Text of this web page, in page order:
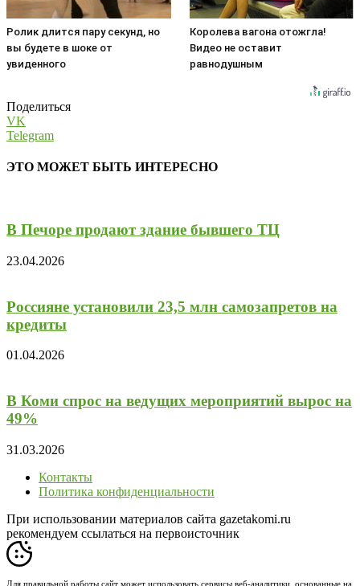
Ролик длится пару секунд, но
вы будете в шоке от
увиденного
Королева вагона отожгла!
Видео не оставит
равнодушным
Поделиться
VK
Telegram
ЭТО МОЖЕТ БЫТЬ ИНТЕРЕСНО
В Печоре продают здание бывшего ТЦ
23.04.2026
Россияне установили 23,5 млн самозапретов на
кредиты
01.04.2026
В Коми спрос на ведущих мероприятий вырос на
49%
31.03.2026
Контакты
Политика конфиденциальности
При использовании материалов сайта gazetakomi.ru
рекомендуем ссылаться на первоисточник
Для правильной работы сайт может использовать сервисы веб-аналитики, основанные на